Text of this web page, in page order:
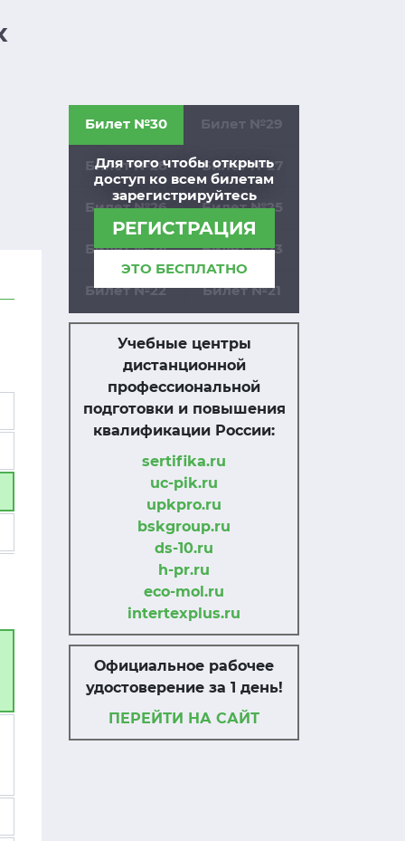
Для того чтобы открыть
доступ ко всем билетам
зарегистрируйтесь
РЕГИСТРАЦИЯ
ЭТО БЕСПЛАТНО
Билет №30 Билет №29
Билет №28 Билет №27
Билет №26 Билет №25
Билет №24 Билет №23
Билет №22 Билет №21
Учебные центры
дистанционной
профессиональной
подготовки и повышения
квалификации России:
sertifika.ru
uc-pik.ru
upkpro.ru
bskgroup.ru
ds-10.ru
h-pr.ru
eco-mol.ru
intertexplus.ru
Официальное рабочее
удостоверение за 1 день!
ПЕРЕЙТИ НА САЙТ